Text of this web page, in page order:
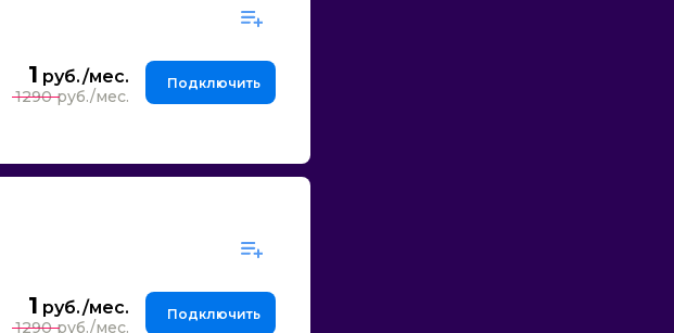
1
1290
Подключить
1
1290
Подключить